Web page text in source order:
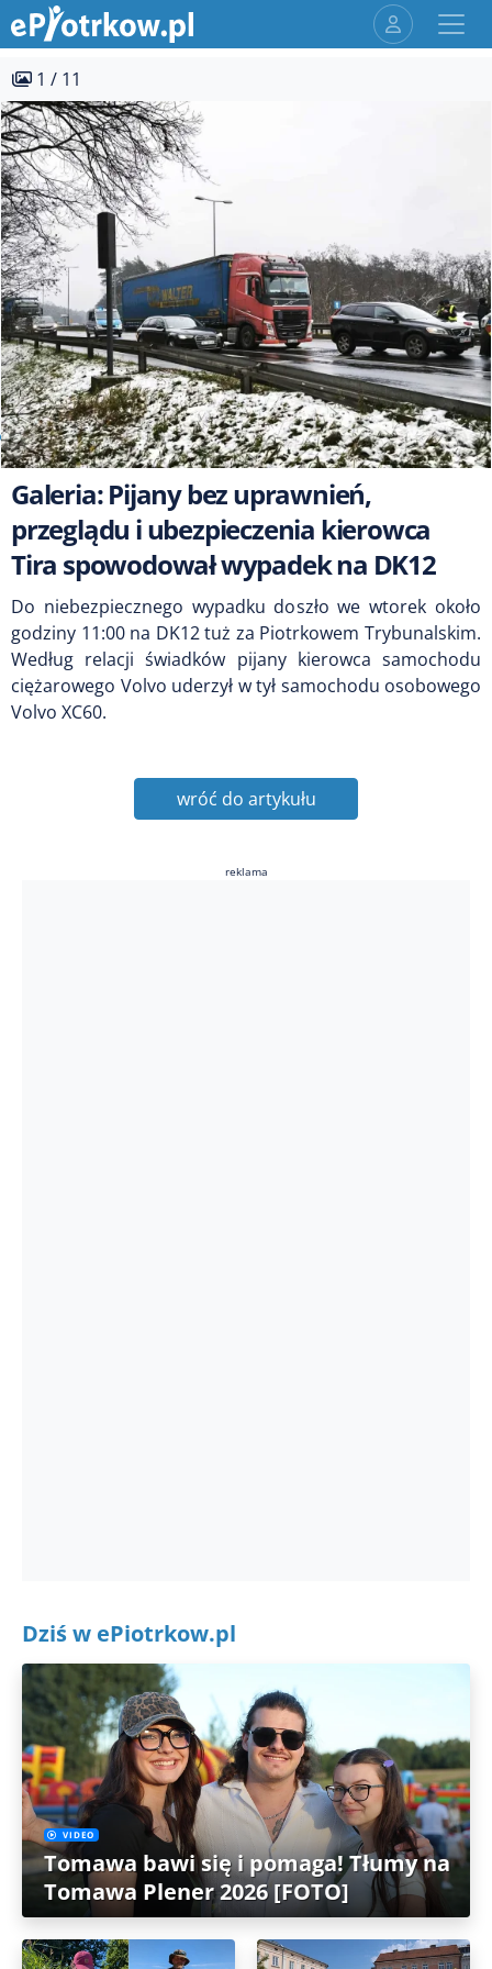
1 / 11
Galeria: Pijany bez uprawnień,
przeglądu i ubezpieczenia kierowca
Tira spowodował wypadek na DK12
Do niebezpiecznego wypadku doszło we wtorek około
godziny 11:00 na DK12 tuż za Piotrkowem Trybunalskim.
Według relacji świadków pijany kierowca samochodu
ciężarowego Volvo uderzył w tył samochodu osobowego
Volvo XC60.
wróć do artykułu
reklama
Dziś w ePiotrkow.pl
VIDEO
Tomawa bawi się i pomaga! Tłumy na
Tomawa Plener 2026 [FOTO]